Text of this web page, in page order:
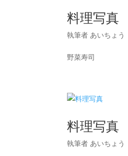
料理写真
執筆者 あいちょう
野菜寿司
料理写真
執筆者 あいちょう